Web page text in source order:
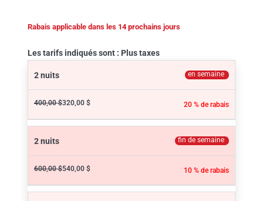
Rabais applicable dans les 14 prochains jours
Les tarifs indiqués sont : Plus taxes
2 nuits en semaine
400,00 $320,00 $ 20 % de rabais
2 nuits fin de semaine
600,00 $540,00 $ 10 % de rabais